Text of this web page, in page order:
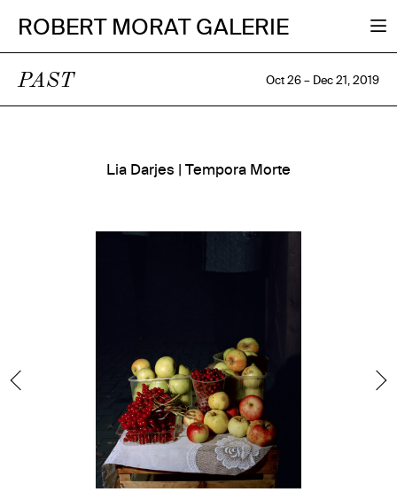
ROBERT MORAT GALERIE
PAST Oct 26 – Dec 21, 2019
Lia Darjes | Tempora Morte